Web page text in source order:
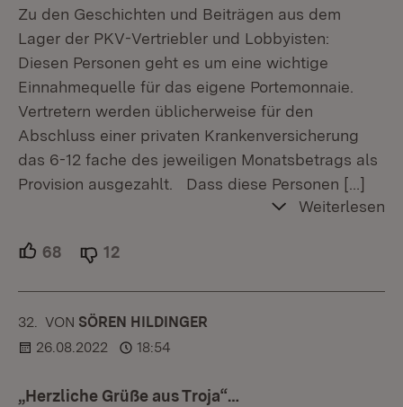
Zu den Geschichten und Beiträgen aus dem
Lager der PKV-Vertriebler und Lobbyisten:
Diesen Personen geht es um eine wichtige
Einnahmequelle für das eigene Portemonnaie.
Vertretern werden üblicherweise für den
Abschluss einer privaten Krankenversicherung
das 6-12 fache des jeweiligen Monatsbetrags als
Provision ausgezahlt. Dass diese Personen […]
Weiterlesen
68 Unterstützer.
12
32. KOMMENTAR
VON :SÖREN HILDINGER
26.08.2022
18:54
„Herzliche Grüße aus Troja“…